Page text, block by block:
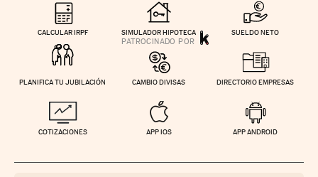
CALCULAR IRPF SIMULADOR HIPOTECA SUELDO NETO
PLANIFICA TU JUBILACIÓN CAMBIO DIVISAS DIRECTORIO EMPRESAS
COTIZACIONES APP IOS APP ANDROID